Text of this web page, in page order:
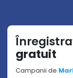
gratuit
Campanii de